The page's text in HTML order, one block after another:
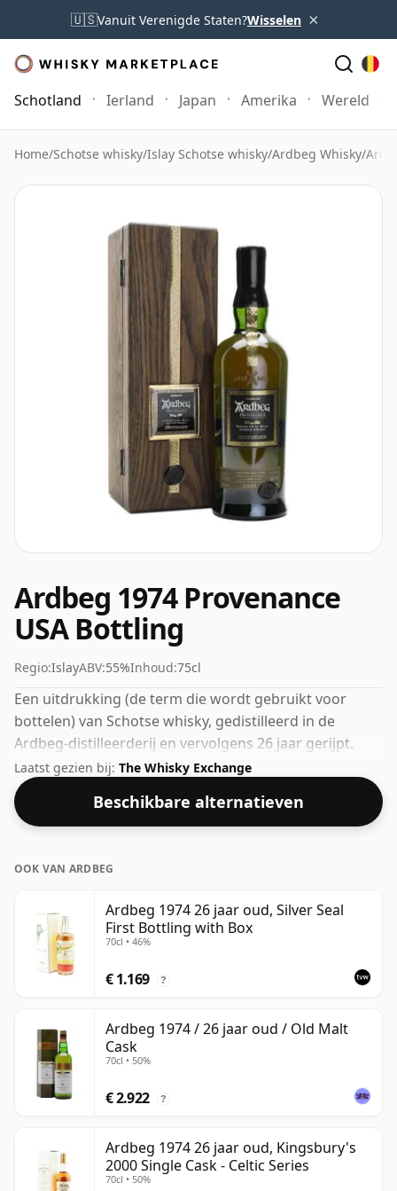
🇺🇸Vanuit Verenigde Staten?Wisselen ×
Schotland Ierland Japan Amerika Wereld
Home/Schotse whisky/Islay Schotse whisky/Ardbeg Whisky/
Ardbeg 1974 Provenance
USA Bottling
Regio:IslayABV:55%Inhoud:75cl
Een uitdrukking (de term die wordt gebruikt voor
bottelen) van Schotse whisky, gedistilleerd in de
Ardbeg-distilleerderij en vervolgens 26 jaar gerijpt.
Met een alcoholpercentage van 55% is dit
alcoholgehalte meer dan acceptabel. Gebotteld in de
standaardafgiftegrootte van 75cl.
Laatst gezien bij: The Whisky Exchange
Beschikbare alternatieven
OOK VAN ARDBEG
Ardbeg 1974 26 jaar oud, Silver Seal
First Bottling with Box
70cl • 46%
€ 1.169 ?
Ardbeg 1974 / 26 jaar oud / Old Malt
Cask
70cl • 50%
€ 2.922 ?
Ardbeg 1974 26 jaar oud, Kingsbury's
2000 Single Cask - Celtic Series
70cl • 50%